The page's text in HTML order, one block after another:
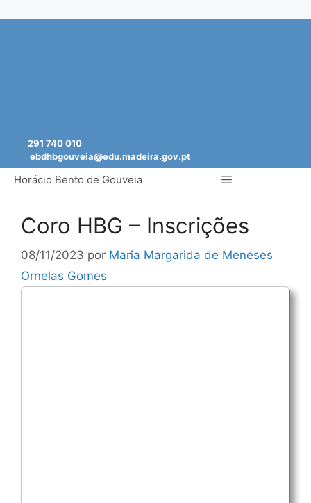
291 740 010
ebdhbgouveia@edu.madeira.gov.pt
Horácio Bento de Gouveia Menu
Coro HBG – Inscrições
08/11/2023 por Maria Margarida de Meneses
Ornelas Gomes